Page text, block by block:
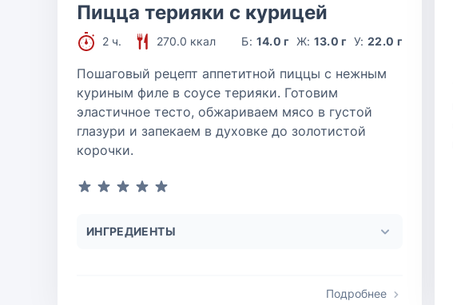
Пицца терияки с курицей
2 ч. 270.0 ккал Б: 14.0 г Ж: 13.0 г У: 22.0 г
Пошаговый рецепт аппетитной пиццы с нежным
куриным филе в соусе терияки. Готовим
эластичное тесто, обжариваем мясо в густой
глазури и запекаем в духовке до золотистой
корочки.
ИНГРЕДИЕНТЫ
Подробнее